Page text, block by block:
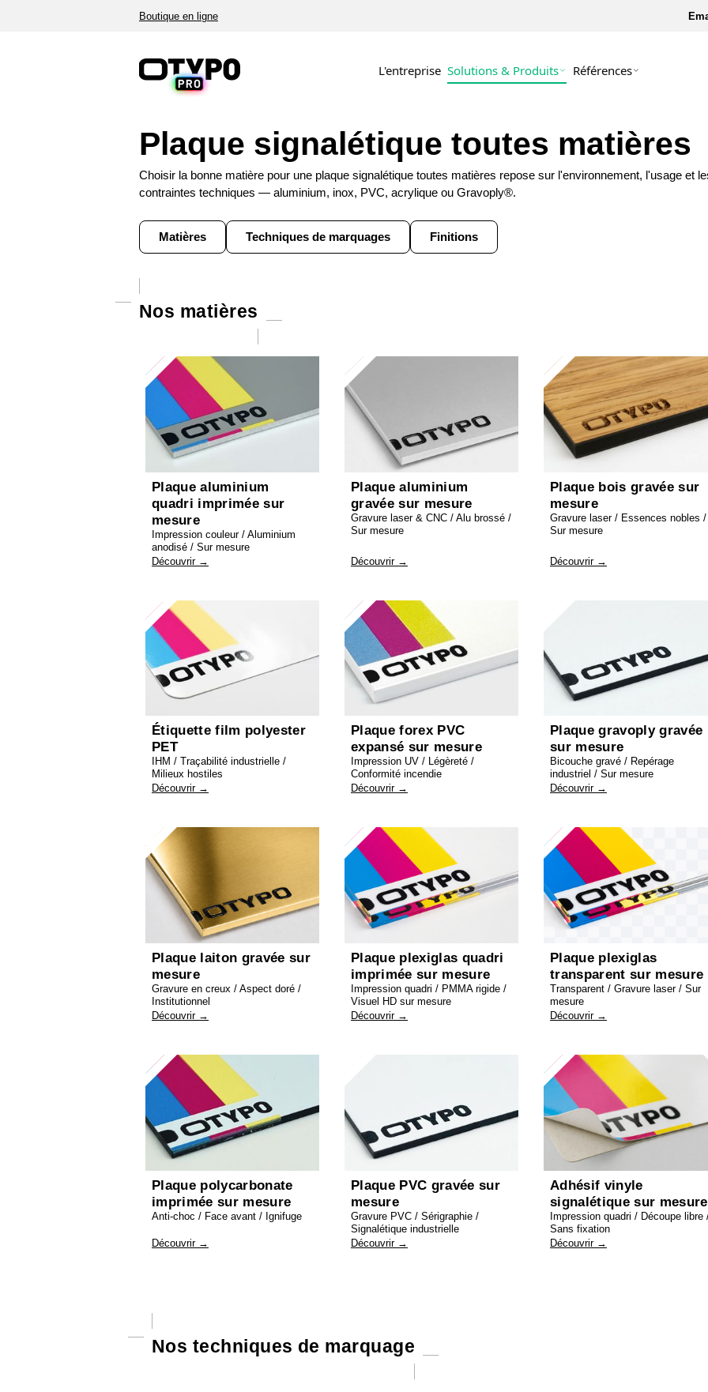
Boutique en ligne
L'entreprise Solutions & Produits
Plaque constructeur
Plaque de conformité CE
Plaque d'identification
Plaque armoire électrique
Étiquette câble électrique
Étiquette code-barres
Références
Plaque signalétique toutes matières
Choisir la bonne matière pour une plaque signalétique toutes matières repose sur l'environnement, l'usage et
contraintes techniques — aluminium, inox, PVC, acrylique ou Gravoply®.
Matières Techniques de marquages Finitions
Nos matières
Plaque aluminium
quadri imprimée sur
mesure
Impression couleur / Aluminium
anodisé / Sur mesure
Découvrir →
Plaque aluminium
gravée sur mesure
Gravure laser & CNC / Alu brossé /
Sur mesure
Découvrir →
Plaque bois gravée sur
mesure
Gravure laser / Essences nobles /
Sur mesure
Découvrir →
Étiquette film polyester
PET
IHM / Traçabilité industrielle /
Milieux hostiles
Découvrir →
Plaque forex PVC
expansé sur mesure
Impression UV / Légèreté /
Conformité incendie
Découvrir →
Plaque gravoply gravée
sur mesure
Bicouche gravé / Repérage
industriel / Sur mesure
Découvrir →
Plaque laiton gravée sur
mesure
Gravure en creux / Aspect doré /
Institutionnel
Découvrir →
Plaque plexiglas quadri
imprimée sur mesure
Impression quadri / PMMA rigide /
Visuel HD sur mesure
Découvrir →
Plaque plexiglas
transparent sur mesure
Transparent / Gravure laser / Sur
mesure
Découvrir →
Plaque polycarbonate
imprimée sur mesure
Anti-choc / Face avant / Ignifuge
Découvrir →
Plaque PVC gravée sur
mesure
Gravure PVC / Sérigraphie /
Signalétique industrielle
Découvrir →
Adhésif vinyle
signalétique sur mesure
Impression quadri / Découpe libre
Sans fixation
Découvrir →
Nos techniques de marquage